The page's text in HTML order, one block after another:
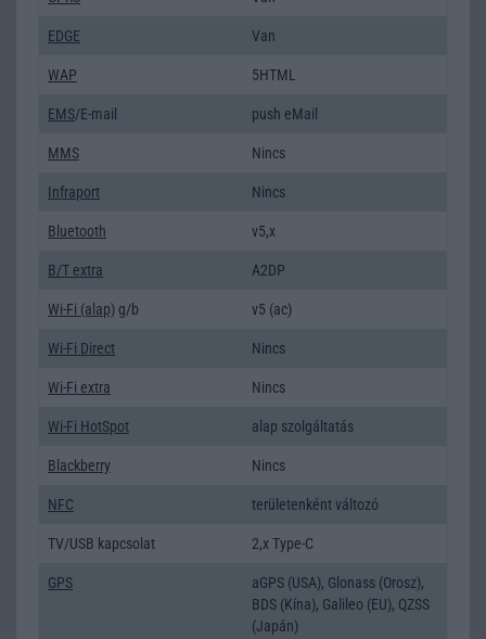
EDGE Van
WAP 5HTML
EMS/E-mail push eMail
MMS Nincs
Infraport Nincs
Bluetooth v5,x
B/T extra A2DP
Wi-Fi (alap) g/b v5 (ac)
Wi-Fi Direct Nincs
Wi-Fi extra Nincs
Wi-Fi HotSpot alap szolgáltatás
Blackberry Nincs
NFC területenként változó
TV/USB kapcsolat 2,x Type-C
GPS
aGPS (USA), Glonass (Orosz),
BDS (Kína), Galileo (EU), QZSS
(Japán)